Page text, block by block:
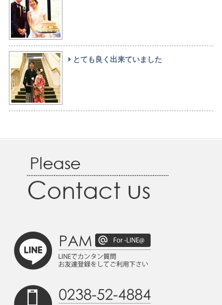
とても良く出来ていました